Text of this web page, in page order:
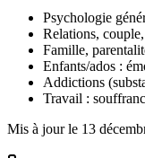
Psychologie
Relations,
Famille,
Enfants/ados :
Addictions
Travail :
Mis à jour le 13